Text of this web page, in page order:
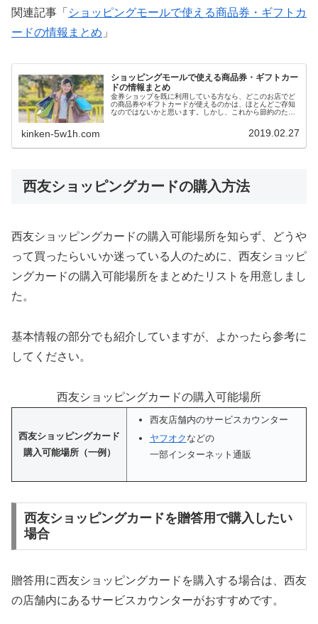
関連記事「 ショッピングモールで使える商品券・ギフトカ
ードの情報まとめ 」
ショッピングモールで使える商品券・ギフトカー
ドの情報まとめ
金券ショップを既に利用している方なら、どこのお店でど
の商品券やギフトカードが使えるのかは、ほとんどご存知
なのではないかと思います。しかし、これから節約のため
券やギフトカードを覚えるのが大変で、中々金券ショップ
の利用に踏み切れない方もいるかもしれません。当サイト
報発信しているので、今回はイオンやイトーヨーカドー、
kinken-5w1h.com 2019.02.27
西友ショッピングカードの購入方法
西友ショッピングカードの購入可能場所を知らず、どうや
って買ったらいいか迷っている人のために、西友ショッピ
ングカードの購入可能場所をまとめたリストを用意しまし
た。
基本情報の部分でも紹介していますが、よかったら参考に
してください。
西友ショッピングカードの購入可能場所
西友ショッピングカード
購入可能場所（一例）
西友店舗内のサービスカウンター
ヤフオク などの
一部インターネット通販
西友ショッピングカードを贈答用で購入したい
場合
贈答用に西友ショッピングカードを購入する場合は、西友
の店舗内にあるサービスカウンターがおすすめです。